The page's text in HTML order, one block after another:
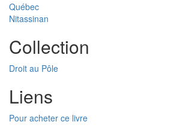
Québec
Nitassinan
Collection
Droit au Pôle
Liens
Pour acheter ce livre